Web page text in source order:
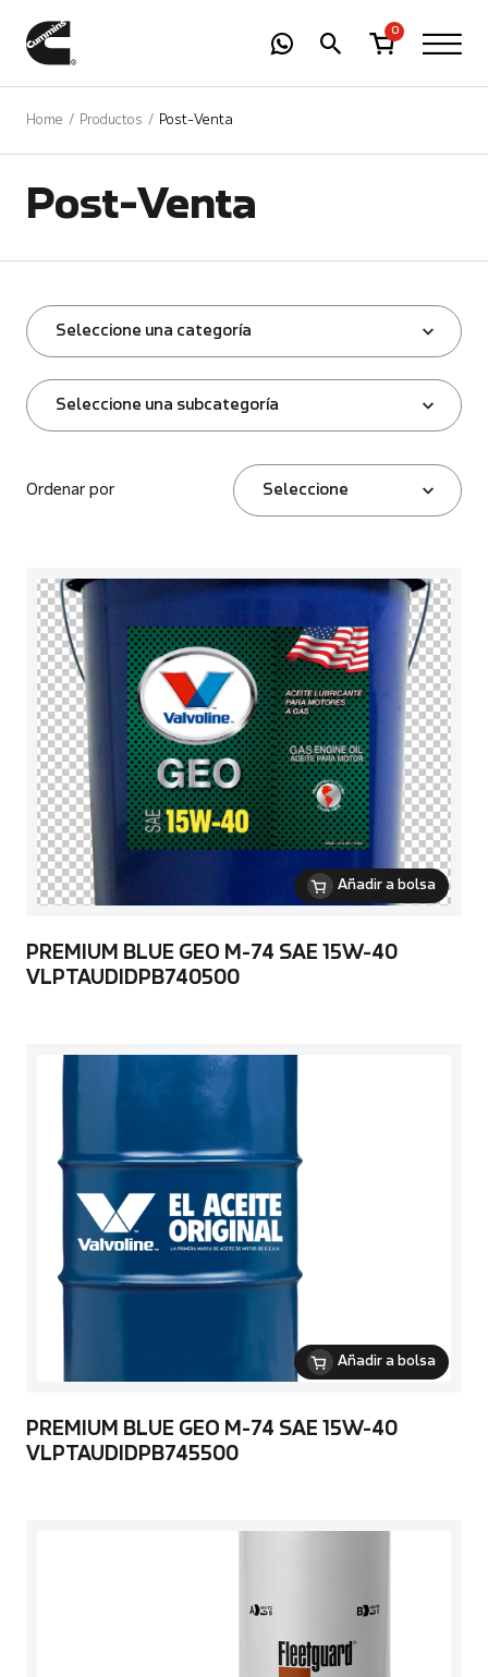
0
Home Productos Post-Venta
Post-Venta
Seleccione una categoría
Seleccione una subcategoría
Ordenar por Seleccione
Añadir a bolsa
PREMIUM BLUE GEO M-74 SAE 15W-40
VLPTAUDIDPB740500
Añadir a bolsa
PREMIUM BLUE GEO M-74 SAE 15W-40
VLPTAUDIDPB745500